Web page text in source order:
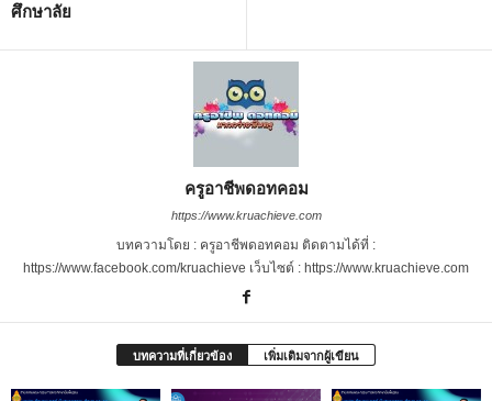
ศึกษาลัย
ครูอาชีพดอทคอม
https://www.kruachieve.com
บทความโดย : ครูอาชีพดอทคอม ติดตามได้ที่ :
https://www.facebook.com/kruachieve เว็บไซต์ : https://www.kruachieve.com
บทความที่เกี่ยวข้อง เพิ่มเติมจากผู้เขียน